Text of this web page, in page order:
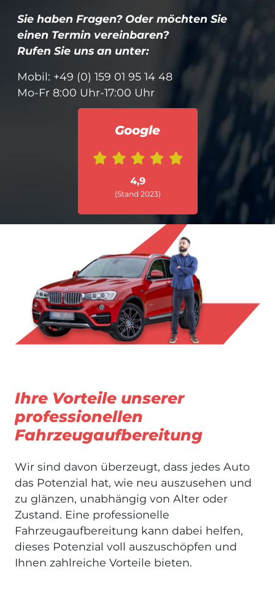
Sie haben Fragen? Oder möchten Sie
einen Termin vereinbaren?
Rufen Sie uns an unter:
Mobil: +49 (0) 159 01 95 14 48
Mo-Fr 8:00 Uhr-17:00 Uhr
Google
4,9
(Stand 2023)
Ihre Vorteile unserer
professionellen
Fahrzeugaufbereitung
Wir sind davon überzeugt, dass jedes Auto
das Potenzial hat, wie neu auszusehen und
zu glänzen, unabhängig von Alter oder
Zustand. Eine professionelle
Fahrzeugaufbereitung kann dabei helfen,
dieses Potenzial voll auszuschöpfen und
Ihnen zahlreiche Vorteile bieten.